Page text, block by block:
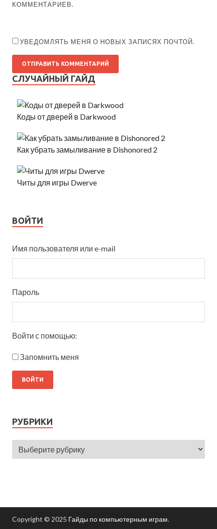
КОММЕНТАРИЕВ.
УВЕДОМЛЯТЬ МЕНЯ О НОВЫХ ЗАПИСЯХ ПОЧТОЙ.
СЛУЧАЙНЫЙ ГАЙД
Коды от дверей в Darkwood
Как убрать замыливание в Dishonored 2
Читы для игры Dwerve
ВОЙТИ
Имя пользователя или e-mail
Пароль
Войти с помощью:
Запомнить меня
РУБРИКИ
Copyright © 2025 Гайды по компьютерным играм.